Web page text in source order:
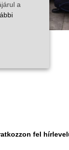
fel
a